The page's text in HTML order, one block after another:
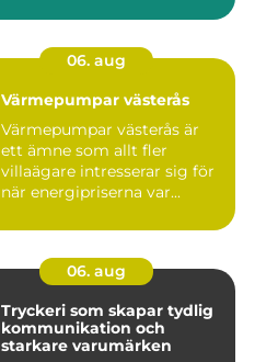
06. aug
Värmepumpar västerås
Värmepumpar västerås är
ett ämne som allt fler
villaägare intresserar sig för
när energipriserna var...
06. aug
Tryckeri som skapar tydlig
kommunikation och
starkare varumärken